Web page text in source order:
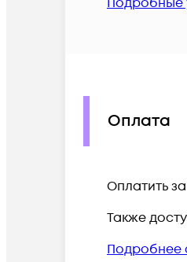
Подробные
Оплата
Оплатить
Также
Подробнее